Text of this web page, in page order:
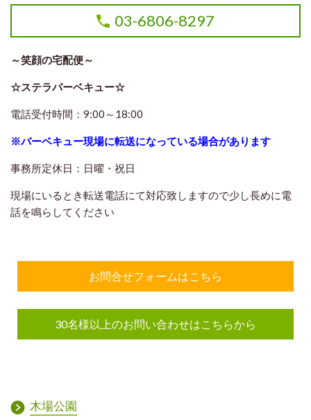
03-6806-8297
～笑顔の宅配便～
☆ステラバーベキュー☆
電話受付時間：9:00～18:00
※バーベキュー現場に転送になっている場合があります
事務所定休日：日曜・祝日
現場にいるとき転送電話にて対応致しますので少し長めに電
話を鳴らしてください
お問合せフォームはこちら
30名様以上のお問い合わせはこちらから
木場公園